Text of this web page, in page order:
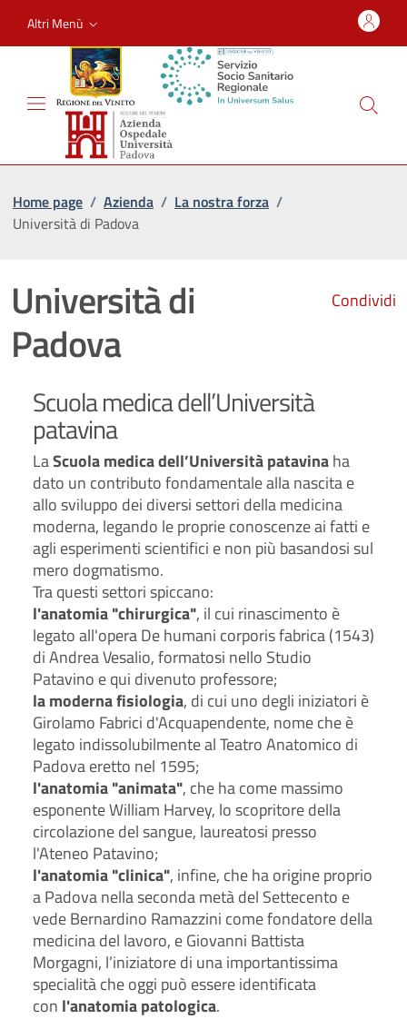
Altri Menù
Home page / Azienda / La nostra forza /
Università di Padova
Condividi
Università di
Padova
Scuola medica dell’Università
patavina
LaScuola medica dell’Università patavinaha
dato un contributo fondamentale alla nascita e
allo sviluppo dei diversi settori della medicina
moderna, legando le proprie conoscenze ai fatti e
agli esperimenti scientifici e non più basandosi sul
mero dogmatismo.
Tra questi settori spiccano:
l'anatomia "chirurgica", il cui rinascimento è
legato all'opera De humani corporis fabrica (1543)
di Andrea Vesalio, formatosi nello Studio
Patavino e qui divenuto professore;
la moderna fisiologia, di cui uno degli iniziatori è
Girolamo Fabrici d'Acquapendente, nome che è
legato indissolubilmente al Teatro Anatomico di
Padova eretto nel 1595;
l'anatomia "animata", che ha come massimo
esponente William Harvey, lo scopritore della
circolazione del sangue, laureatosi presso
l'Ateneo Patavino;
l'anatomia "clinica", infine, che ha origine proprio
a Padova nella seconda metà del Settecento e
vede Bernardino Ramazzini come fondatore della
medicina del lavoro, e Giovanni Battista
Morgagni, l’iniziatore di una importantissima
specialità che oggi può essere identificata
con l'anatomia patologica.